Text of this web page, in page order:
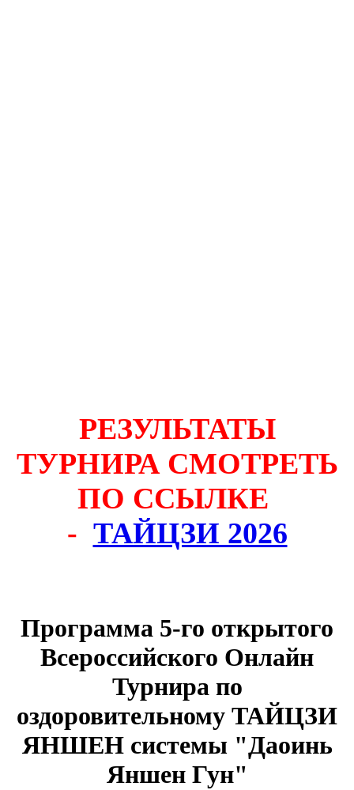
РЕЗУЛЬТАТЫ
ТУРНИРА СМОТРЕТЬ
ПО ССЫЛКЕ
- ТАЙЦЗИ 2026
Программа 5-го открытого
Всероссийского Онлайн
Турнира по
оздоровительному ТАЙЦЗИ
ЯНШЕН системы "Даоинь
Яншен Гун"